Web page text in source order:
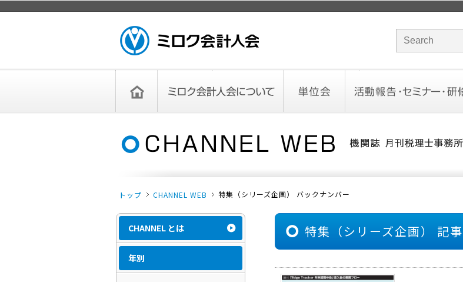
ASSOCIATION
サイト内検索のキ
トップ CHANNEL WEB 特集（シリーズ企画） バックナンバー
CHANNEL とは
年別
特集（シリーズ企画） 記